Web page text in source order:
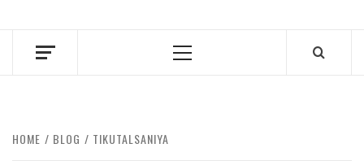
Primary
HOME BLOG TIKUTALSANIYA